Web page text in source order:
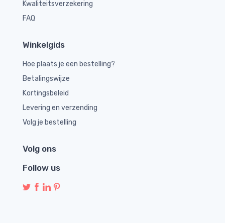
Kwaliteitsverzekering
FAQ
Winkelgids
Hoe plaats je een bestelling?
Betalingswijze
Kortingsbeleid
Levering en verzending
Volg je bestelling
Volg ons
Follow us